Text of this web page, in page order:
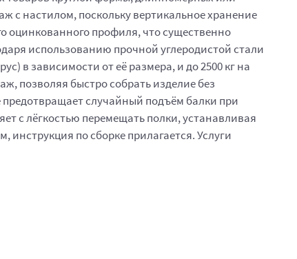
с настилом, поскольку вертикальное хранение
оцинкованного профиля, что существенно
использованию прочной углеродистой стали
в зависимости от её размера, и до 2500 кг на
позволяя быстро собрать изделие без
случайный подъём балки при
с лёгкостью перемещать полки, устанавливая
по сборке прилагается. Услуги